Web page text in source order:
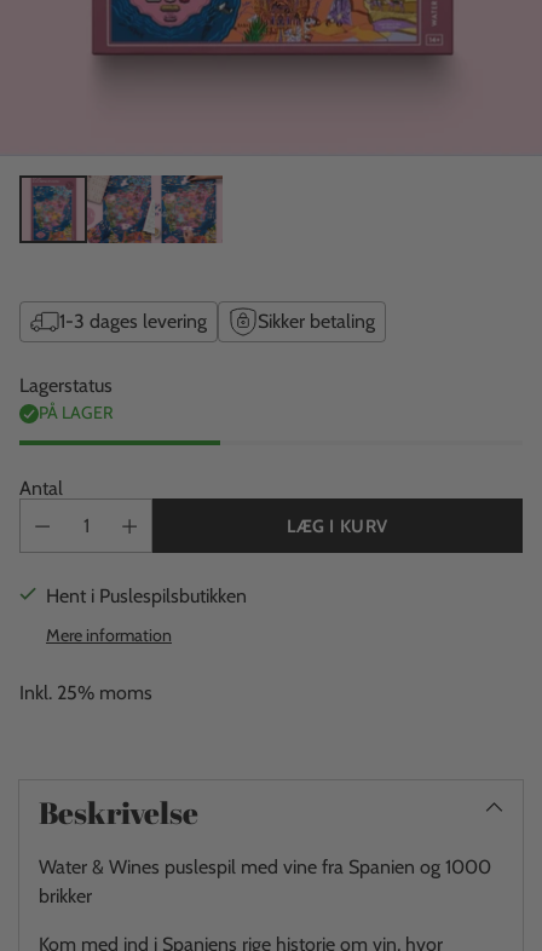
1-3 dages levering Sikker betaling
Lagerstatus
PÅ LAGER
Antal
LÆG I KURV
Hent i Puslespilsbutikken
Mere information
Inkl. 25% moms
Beskrivelse
Water & Wines puslespil med vine fra Spanien og 1000
brikker
Kom med ind i Spaniens rige historie om vin, hvor